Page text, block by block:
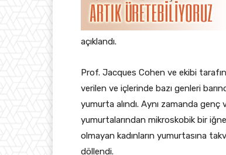
açıklandı.
Prof. Jacques Cohen ve ekibi
verilen ve içlerinde bazı genleri
yumurta alındı. Aynı zamanda genç
yumurtalarından mikroskobik bir
olmayan kadınların yumurtasına
döllendi.